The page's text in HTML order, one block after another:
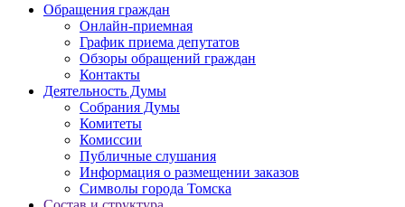
Обращения граждан
Онлайн-приемная
График приема депутатов
Обзоры обращений граждан
Контакты
Деятельность Думы
Собрания Думы
Комитеты
Комиссии
Публичные слушания
Информация о размещении заказов
Символы города Томска